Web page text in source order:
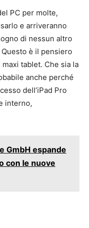
PC per molte,
e arriveranno
di nessun altro
è il pensiero
tablet. Che sia la
anche perché
dell’iPad Pro
interno,
GmbH espande
con le nuove